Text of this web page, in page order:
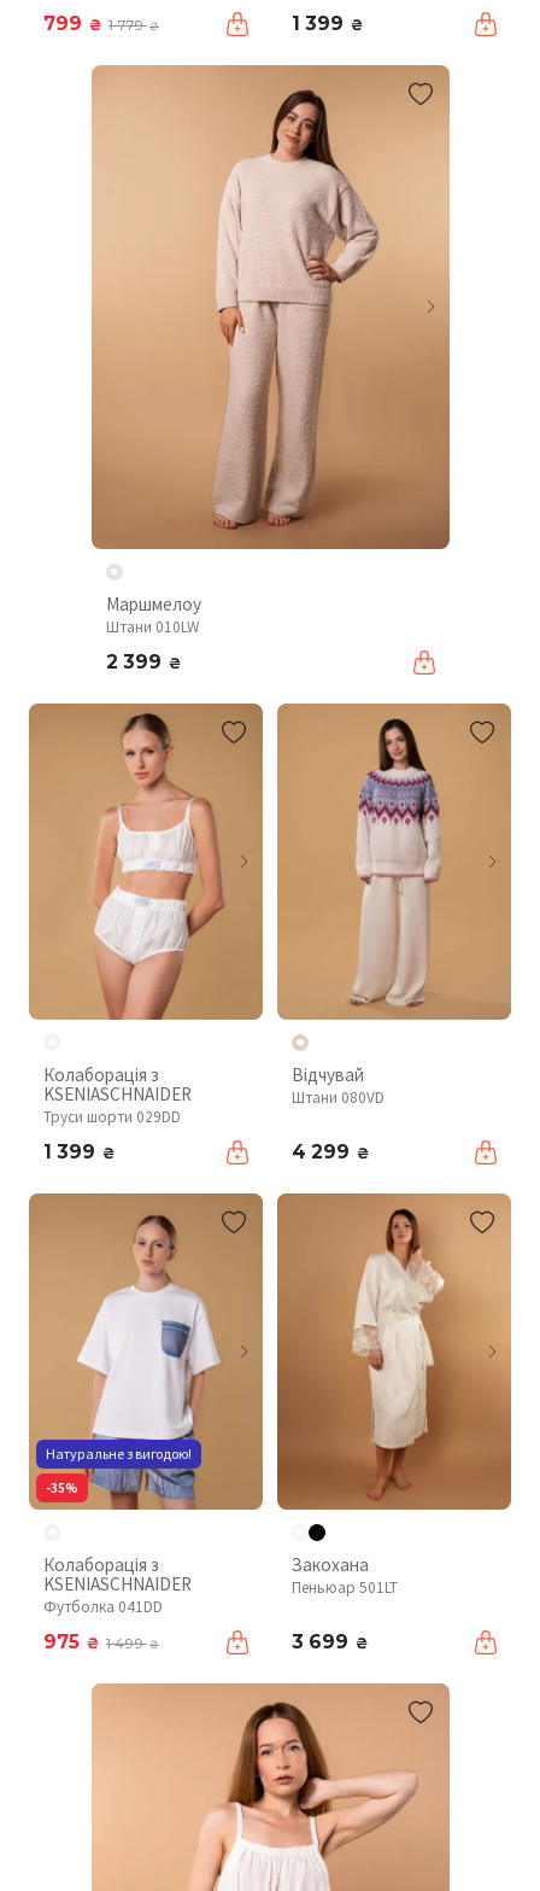
799 ₴ 1 779₴ 1 399 ₴
Маршмелоу
Штани 010LW
2 399 ₴
Колаборація з
KSENIASCHNAIDER
Труси шорти 029DD
1 399 ₴
Відчувай
Штани 080VD
4 299 ₴
Натуральне з вигодою!
-35%
Колаборація з
KSENIASCHNAIDER
Футболка 041DD
975 ₴ 1 499₴
Закохана
Пеньюар 501LT
3 699 ₴